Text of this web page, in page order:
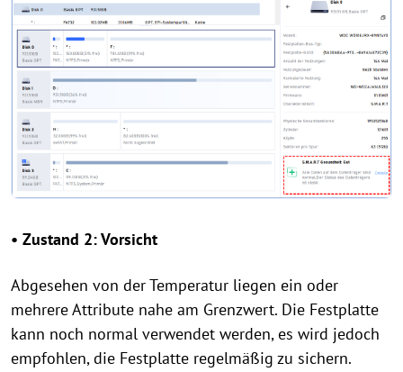
• Zustand 2: Vorsicht
Abgesehen von der Temperatur liegen ein oder
mehrere Attribute nahe am Grenzwert. Die Festplatte
kann noch normal verwendet werden, es wird jedoch
empfohlen, die Festplatte regelmäßig zu sichern.